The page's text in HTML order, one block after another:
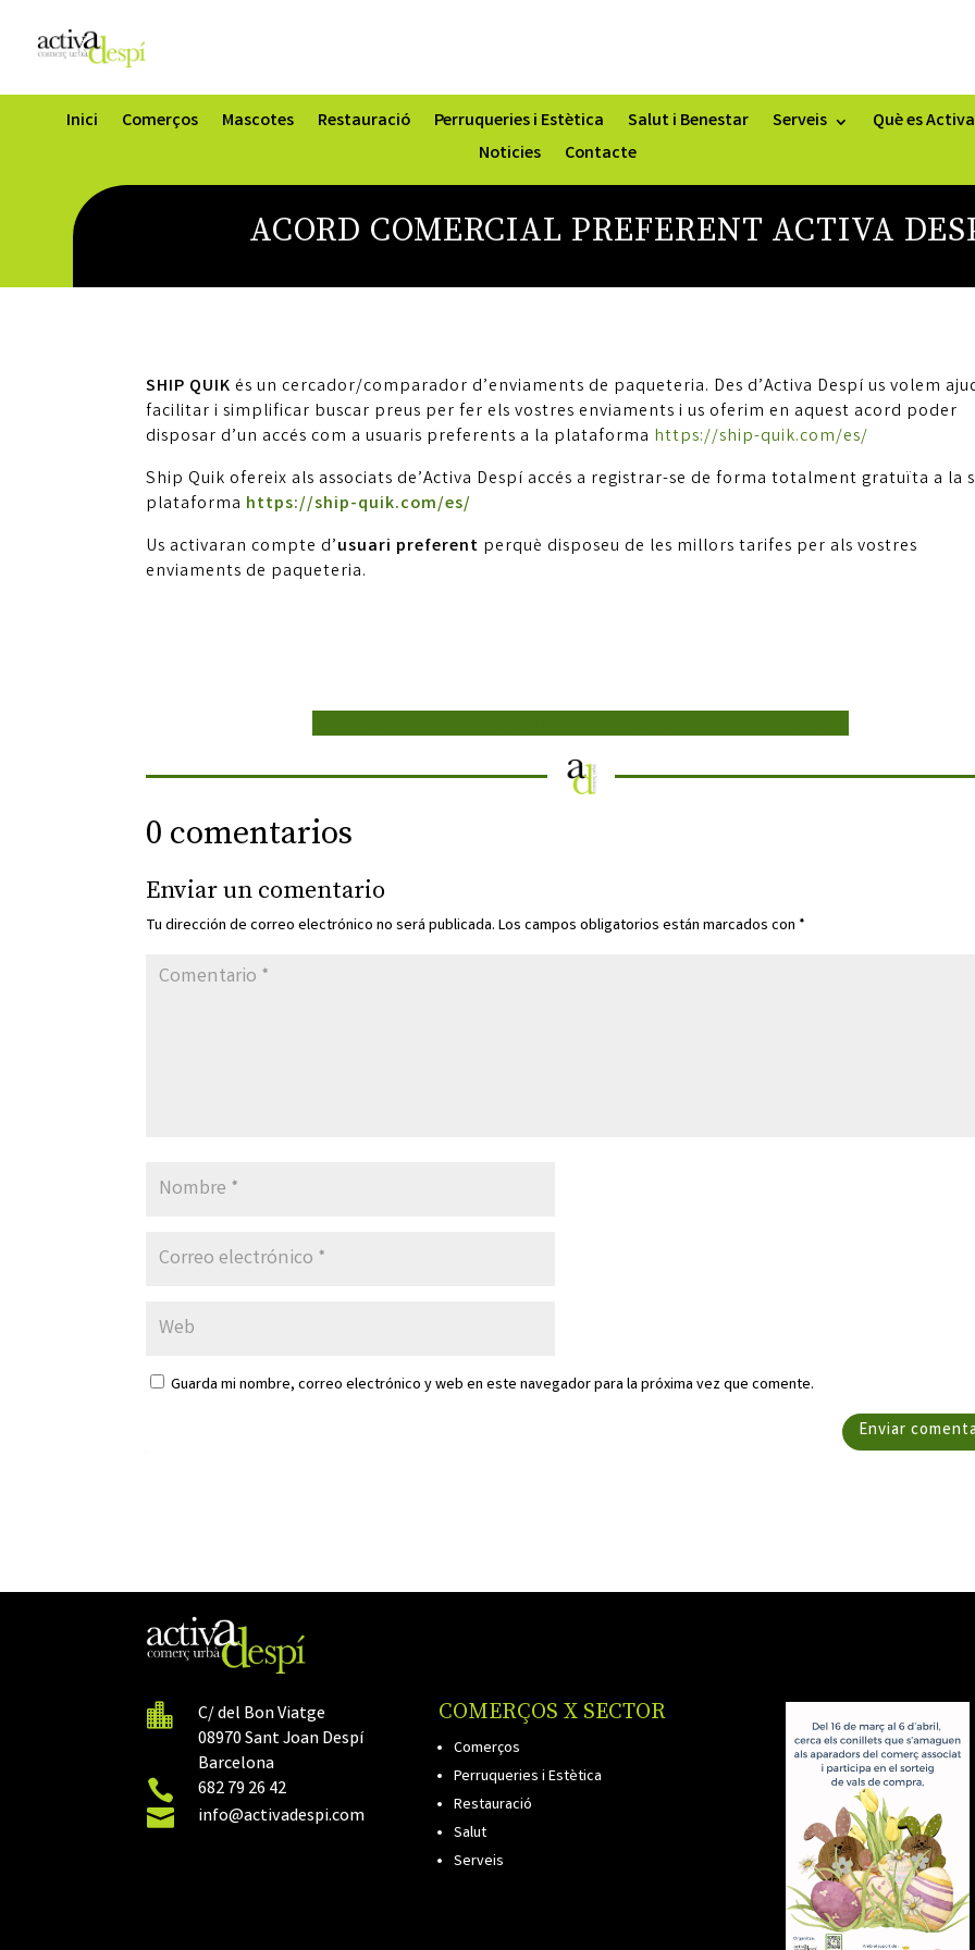
Inici Comerços Mascotes Restauració Perruqueries i Estètica Salut i Benestar Serveis
Què es
Noticies
Contacte
ACORD COMERCIAL PREFERENT ACTIVA
SHIP QUIK és un cercador/comparador d’enviaments de paqueteria. Des d’Activa Despí us volem
facilitar i simplificar buscar preus per fer els vostres enviaments i us oferim en aquest acord poder
disposar d’un accés com a usuaris preferents a la plataforma https://ship-quik.com/es/
Ship Quik ofereix als associats de’Activa Despí accés a registrar-se de forma totalment gratuïta a la
plataforma https://ship-quik.com/es/
Us activaran compte d’usuari preferent perquè disposeu de les millors tarifes per als vostres
enviaments de paqueteria.
0 comentarios
Enviar un comentario
Tu dirección de correo electrónico no será publicada. Los campos obligatorios están marcados con *
Guarda mi nombre, correo electrónico y web en este navegador para la próxima vez que comente.
Enviar

C/ del Bon Viatge
08970 Sant Joan Despí
Barcelona
 682 79 26 42
 info@activadespi.com
COMERÇOS X SECTOR
Comerços
Perruqueries i Estètica
Restauració
Salut
Serveis